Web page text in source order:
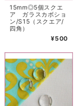
15mm◎5個スクエ
ア ガラスカボショ
ン/S15（スクエア/
四角）
¥500